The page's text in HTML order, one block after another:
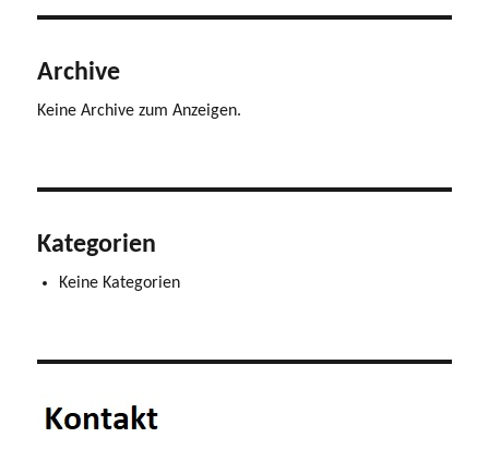
Archive
Keine Archive zum Anzeigen.
Kategorien
Keine Kategorien